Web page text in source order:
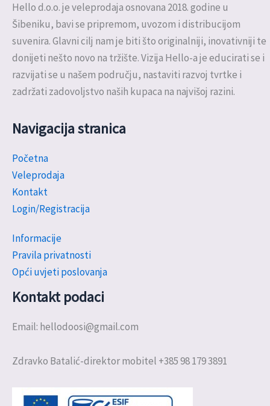
Hello d.o.o. je veleprodaja osnovana 2018. godine u
Šibeniku, bavi se pripremom, uvozom i distribucijom
suvenira. Glavni cilj nam je biti što originalniji, inovativniji te
donijeti nešto novo na tržište. Vizija Hello-a je educirati se i
razvijati se u našem području, nastaviti razvoj tvrtke i
zadržati zadovoljstvo naših kupaca na najvišoj razini.
Navigacija stranica
Početna
Veleprodaja
Kontakt
Login/Registracija
Informacije
Pravila privatnosti
Opći uvjeti poslovanja
Kontakt podaci
Email: hellodoosi@gmail.com
Zdravko Batalić-direktor mobitel +385 98 179 3891